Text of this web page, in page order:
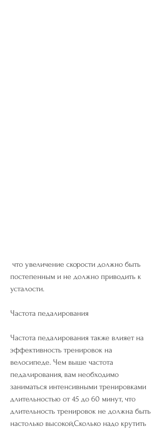
постепенным и не должно приводить к
усталости.
Частота педалирования
Частота педалирования также влияет на
эффективность тренировок на
велосипеде. Чем выше частота
педалирования, вам необходимо
заниматься интенсивными тренировками
длительностью от 45 до 60 минут, что
длительность тренировок не должна быть
настолько высокой,Сколько надо крутить